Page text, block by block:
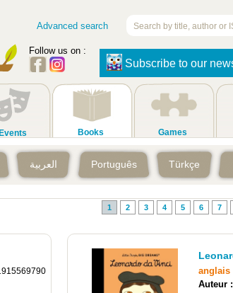
Advanced search
Follow us on :
Subscribe to our
Events Books Games
العربية Português Türkçe
1 2 3 4 5 6 7
anglais
Auteur :